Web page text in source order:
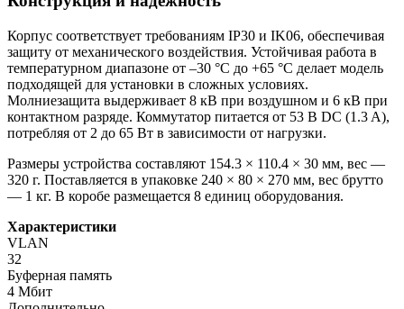
Корпус соответствует требованиям IP30 и IK06, обеспечивая
защиту от механического воздействия. Устойчивая работа в
температурном диапазоне от –30 °C до +65 °C делает модель
подходящей для установки в сложных условиях.
Молниезащита выдерживает 8 кВ при воздушном и 6 кВ при
контактном разряде. Коммутатор питается от 53 В DC (1.3 A),
потребляя от 2 до 65 Вт в зависимости от нагрузки.
Размеры устройства составляют 154.3 × 110.4 × 30 мм, вес —
320 г. Поставляется в упаковке 240 × 80 × 270 мм, вес брутто
— 1 кг. В коробе размещается 8 единиц оборудования.
Характеристики
VLAN
32
Буферная память
4 Мбит